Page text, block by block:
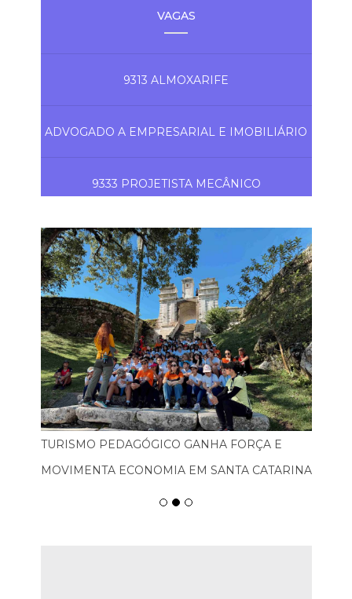
VAGAS
9313 ALMOXARIFE
ADVOGADO A EMPRESARIAL E IMOBILIÁRIO
9333 PROJETISTA MECÂNICO
TURISMO PEDAGÓGICO GANHA FORÇA E
MOVIMENTA ECONOMIA EM SANTA CATARINA